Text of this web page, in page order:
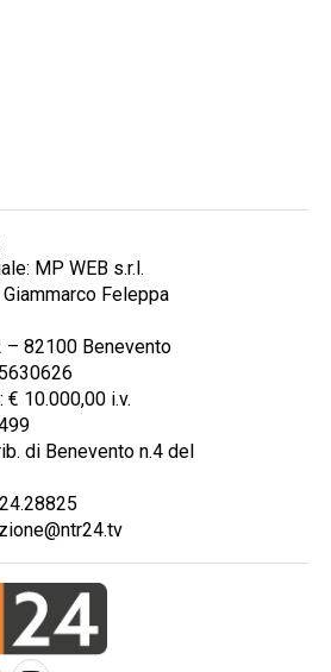
MP WEB s.r.l.
Feleppa
– 82100 Benevento
10.000,00 i.v.
di Benevento n.4 del